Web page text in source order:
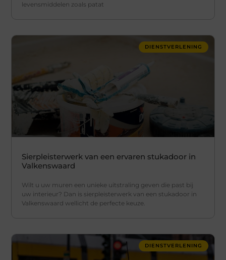
levensmiddelen zoals patat
DIENSTVERLENING
Sierpleisterwerk van een ervaren stukadoor in
Valkenswaard
Wilt u uw muren een unieke uitstraling geven die past bij
uw interieur? Dan is sierpleisterwerk van een stukadoor in
Valkenswaard wellicht de perfecte keuze.
DIENSTVERLENING